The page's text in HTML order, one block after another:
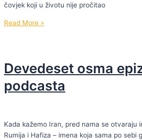
čovjek koji u životu nije pročitao
Devedeset
podcasta
Read More »
Devedeset osma
podcasta
Kada kažemo Iran, pred nama se otvaraju
Rumija i Hafiza – imena koja sama po sebi